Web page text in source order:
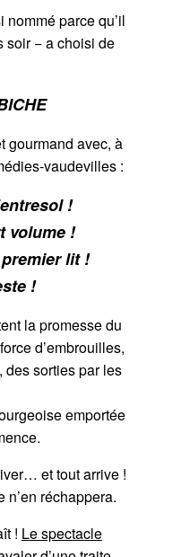
nommé parce qu’il
soir − a choisi de
gourmand avec, à
vaudevilles :
!
volume !
lit !
!
la promesse du
d’embrouilles,
des sorties par les
emportée
et tout arrive !
n’en réchappera.
! Le spectacle